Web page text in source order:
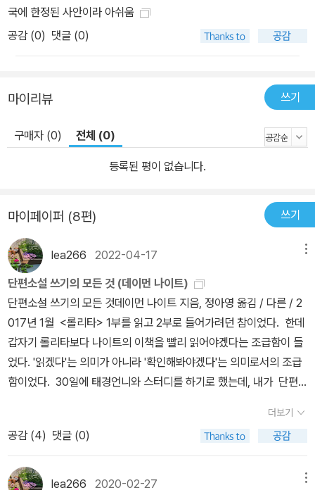
국에 한정된 사안이라 아쉬움
공감 (0) 댓글 (0)
마이리뷰 쓰기
구매자 (0) 전체 (0)
등록된 평이 없습니다.
마이페이퍼 (8편) 쓰기
lea266 2022-04-17
단편소설 쓰기의 모든 것 (데이먼 나이트)
단편소설 쓰기의 모든 것데이먼 나이트 지음, 정아영 옮김 / 다른 / 2
017년 1월 <롤리타> 1부를 읽고 2부로 들어가려던 참이었다. 한데
갑자기 롤리타보다 나이트의 이책을 빨리 읽어야겠다는 조급함이 들
었다. '읽겠다'는 의미가 아니라 '확인해봐야겠다'는 의미로서의 조급
함이었다. 30일에 태경언니와 스터디를 하기로 했는데, 내가 단편
위에 구현할 수 있는 건 아니지만- 궁금하기도 하고 확인할 필요도 있
어서였다. 읽기에 이틀 걸렸다. 수월했다. 대부분 지식으로는 알고
있다는 의미이다. 몇 년 전인가 읽을 때 연필로 밑줄을 긋고 느낌표와
별을 그렸던 지점에 이번에도 노란 형광펜으로 줄을 긋고 있었다. 글
더보기
공감 (4) 댓글 (0)
lea266 2020-02-27